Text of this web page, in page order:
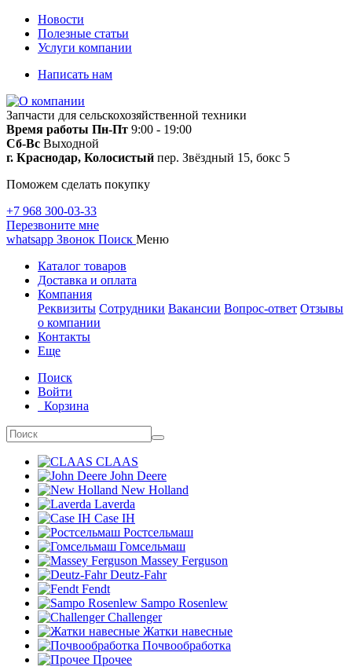
Новости
Полезные статьи
Услуги компании
Написать нам
Запчасти для сельскохозяйственной техники
Время работы Пн-Пт 9:00 - 19:00
Сб-Вс Выходной
г. Краснодар, Колосистый пер. Звёздный 15, бокс 5
Поможем сделать покупку
+7 968 300-03-33
Перезвоните мне
whatsapp Звонок Поиск Меню
Каталог товаров
Доставка и оплата
Компания
Реквизиты Сотрудники Вакансии Вопрос-ответ Отзывы
о компании
Контакты
Еще
Поиск
Войти
Корзина
CLAAS
John Deere
New Holland
Laverda
Case IH
Ростсельмаш
Гомсельмаш
Massey Ferguson
Deutz-Fahr
Fendt
Sampo Rosenlew
Challenger
Жатки навесные
Почвообработка
Прочее